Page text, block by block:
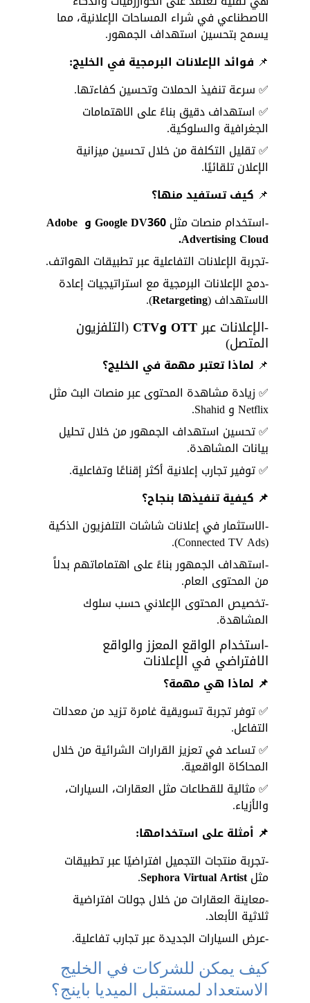
الاصطناعي في شراء المساحات الإعلانية، مما
يسمح بتحسين استهداف الجمهور.
📌 فوائد الإعلانات البرمجية في الخليج:
✅ سرعة تنفيذ الحملات وتحسين كفاءتها.
✅ استهداف دقيق بناءً على الاهتمامات
الجغرافية والسلوكية.
✅ تقليل التكلفة من خلال تحسين ميزانية
الإعلان تلقائيًا.
📌 كيف تستفيد منها؟
-استخدام منصات مثل
Google DV360 و Adobe
Advertising Cloud.
-تجربة الإعلانات التفاعلية عبر تطبيقات الهواتف.
-دمج الإعلانات البرمجية مع استراتيجيات إعادة
الاستهداف (Retargeting
).
-الإعلانات عبر OTT وCTV (التلفزيون
المتصل)
📌 لماذا تعتبر مهمة في الخليج؟
✅ زيادة مشاهدة المحتوى عبر منصات البث مثل
Netflix و Shahid.
✅ تحسين استهداف الجمهور من خلال تحليل
بيانات المشاهدة.
✅ توفير تجارب إعلانية أكثر إقناعًا وتفاعلية.
📌 كيفية تنفيذها بنجاح؟
-الاستثمار في إعلانات شاشات التلفزيون الذكية
(Connected TV Ads).
-استهداف الجمهور بناءً على اهتماماتهم بدلاً
من المحتوى العام.
-تخصيص المحتوى الإعلاني حسب سلوك
المشاهدة.
-استخدام الواقع المعزز والواقع
الافتراضي في الإعلانات
📌 لماذا هي مهمة؟
✅ توفر تجربة تسويقية غامرة تزيد من معدلات
التفاعل.
✅ تساعد في تعزيز القرارات الشرائية من خلال
المحاكاة الواقعية.
✅ مثالية للقطاعات مثل العقارات، السيارات،
والأزياء.
📌 أمثلة على استخدامها:
-تجربة منتجات التجميل افتراضيًا عبر تطبيقات
مثل Sephora Virtual Artist
.
-معاينة العقارات من خلال جولات افتراضية
ثلاثية الأبعاد.
-عرض السيارات الجديدة عبر تجارب تفاعلية.
كيف يمكن للشركات في الخليج
الاستعداد لمستقبل الميديا باينج؟